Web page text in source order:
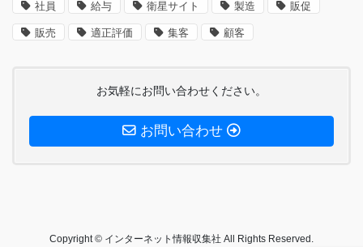
社員 給与 衛星サイト 製造 販促
販売 適正評価 集客 顧客
お気軽にお問い合わせください。
お問い合わせ
Copyright © インターネット情報収集社 All Rights Reserved.